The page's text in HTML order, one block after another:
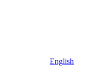
English